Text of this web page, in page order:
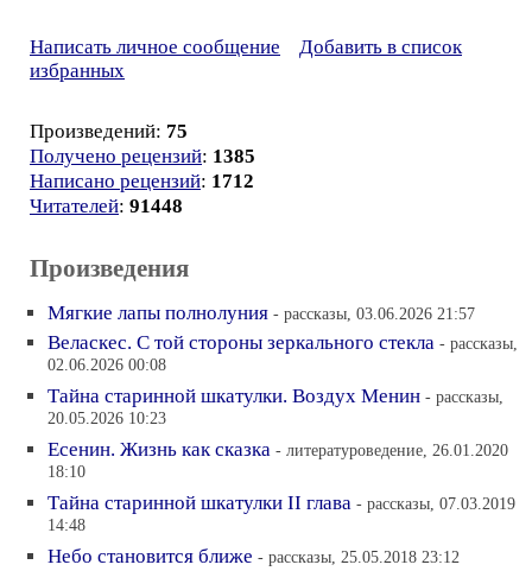
Написать личное сообщение
Добавить в список
избранных
Произведений: 75
Получено рецензий: 1385
Написано рецензий: 1712
Читателей: 91448
Произведения
Мягкие лапы полнолуния - рассказы, 03.06.2026 21:57
Веласкес. С той стороны зеркального стекла - рассказы,
02.06.2026 00:08
Тайна старинной шкатулки. Воздух Менин - рассказы,
20.05.2026 10:23
Есенин. Жизнь как сказка - литературоведение, 26.01.2020
18:10
Тайна старинной шкатулки II глава - рассказы, 07.03.2019
14:48
Небо становится ближе - рассказы, 25.05.2018 23:12